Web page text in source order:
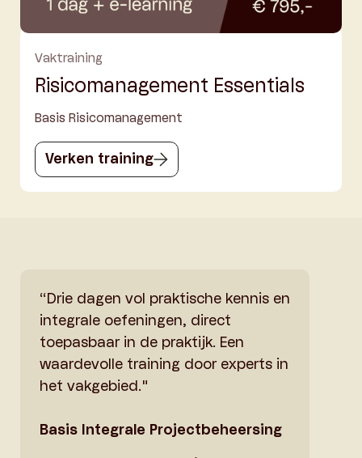
Vaktraining
Risicomanagement Essentials
Basis Risicomanagement
Verken training
“Drie dagen vol praktische kennis en
integrale oefeningen, direct
toepasbaar in de praktijk. Een
waardevolle training door experts in
het vakgebied."
Basis Integrale Projectbeheersing